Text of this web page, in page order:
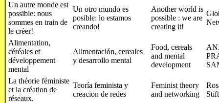
Un autre monde est
possible: nous
sommes en train de
le créer!
Un otro mundo es
posible: lo estamos
creando!
Another world is
possible : we are
creating it!
Alimentation,
céréales et
développement
mental
Alimentación, cereales
y desarrollo mental
Food, cereals
and mental
development
La théorie féministe
et la création de
réseaux.
Teoría feminista y
creacion de redes
Feminist theory
and networking